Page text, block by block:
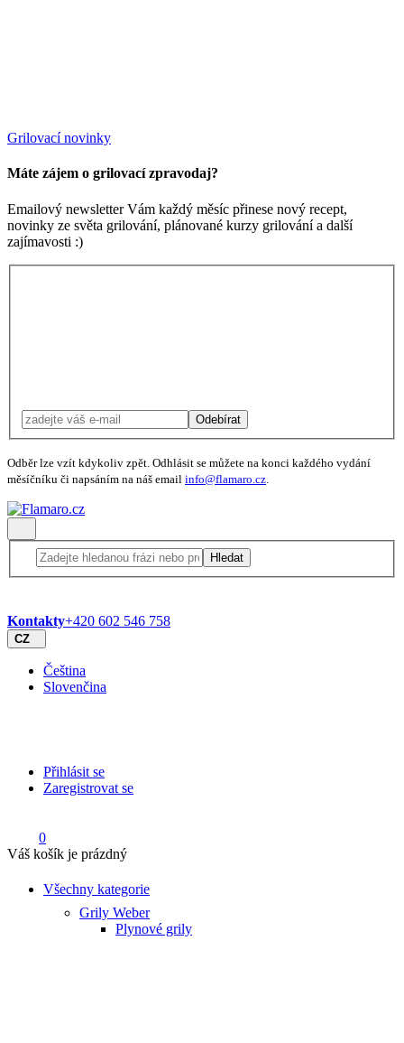
Grilovací novinky
Máte zájem o grilovací zpravodaj?
Emailový newsletter Vám každý měsíc přinese nový recept,
novinky ze světa grilování, plánované kurzy grilování a další
zajímavosti :)
Odebírat
Odběr lze vzít kdykoliv zpět. Odhlásit se můžete na konci každého vydání
měsíčníku či napsáním na náš email info@flamaro.cz.
Hledat
Kontakty+420 602 546 758
CZ
Čeština
Slovenčina
Přihlásit se
Zaregistrovat se
0
Váš košík je prázdný
Všechny kategorie
Grily Weber
Plynové grily